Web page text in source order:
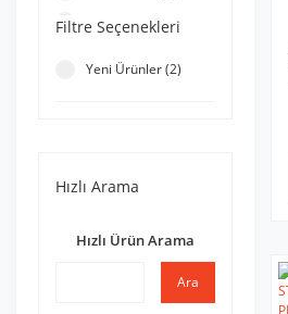
REALTOYS (2)
SOUID GAME (1)
Filtre Seçenekleri
Yeni Ürünler (2)
Hızlı Arama
Hızlı Ürün Arama
Ara